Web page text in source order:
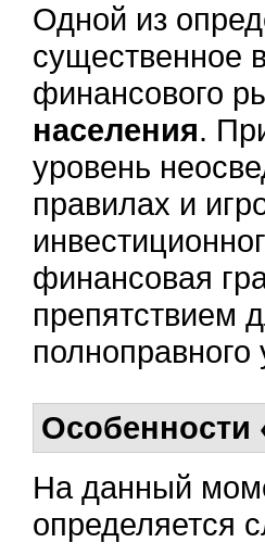
Одной из
существенное
финансового
населения.
уровень
правилах и
финансовая
препятствием
Особенности
На данный
определяется